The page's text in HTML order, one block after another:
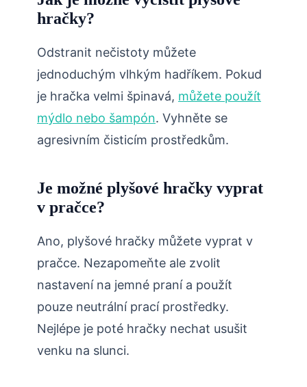
hračky?
Odstranit nečistoty můžete
jednoduchým vlhkým hadříkem. Pokud
je hračka velmi špinavá, můžete použít
mýdlo nebo šampón. Vyhněte se
agresivním čisticím prostředkům.
Je možné plyšové hračky vyprat
v pračce?
Ano, plyšové hračky můžete vyprat v
pračce. Nezapomeňte ale zvolit
nastavení na jemné praní a použít
pouze neutrální prací prostředky.
Nejlépe je poté hračky nechat usušit
venku na slunci.